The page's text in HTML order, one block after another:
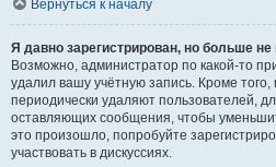
Вернуться к началу
Я давно зарегистрирован, но больше не
Возможно, администратор по какой-то
удалил вашу учётную запись. Кроме
периодически удаляют пользователей,
оставляющих сообщения, чтобы
это произошло, попробуйте
участвовать в дискуссиях.